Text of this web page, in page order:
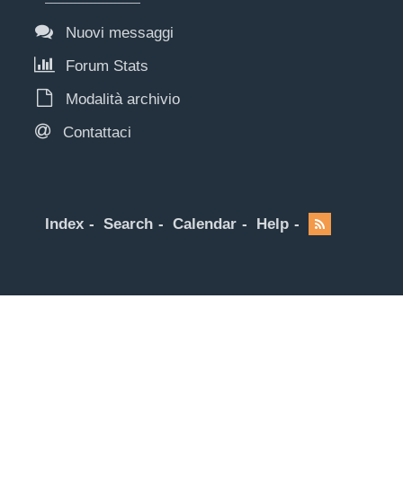
Nuovi messaggi
Forum Stats
Modalità archivio
Contattaci
Index Search Calendar Help